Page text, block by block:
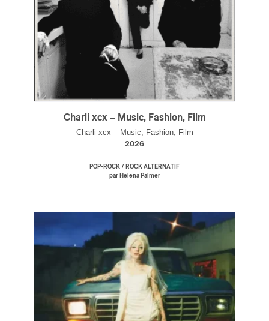
Charli xcx – Music, Fashion, Film
Charli xcx – Music, Fashion, Film
2026
POP-ROCK / ROCK ALTERNATIF
par Helena Palmer